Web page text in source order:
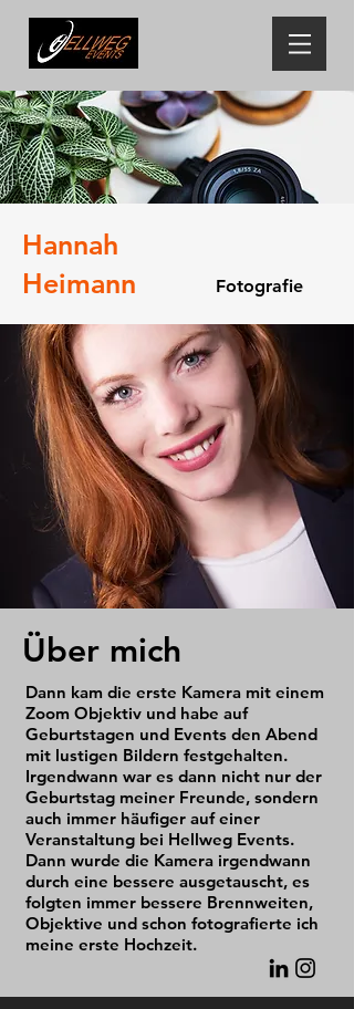
Hannah
Heimann
Fotografie
Über mich
Dann kam die erste Kamera mit einem
Zoom Objektiv und habe auf
Geburtstagen und Events den Abend
mit lustigen Bildern festgehalten.
Irgendwann war es dann nicht nur der
Geburtstag meiner Freunde, sondern
auch immer häufiger auf einer
Veranstaltung bei Hellweg Events.
Dann wurde die Kamera irgendwann
durch eine bessere ausgetauscht, es
folgten immer bessere Brennweiten,
Objektive und schon fotografierte ich
meine erste Hochzeit.